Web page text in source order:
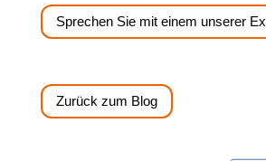
Sprechen Sie mit einem unserer
Zurück zum Blog